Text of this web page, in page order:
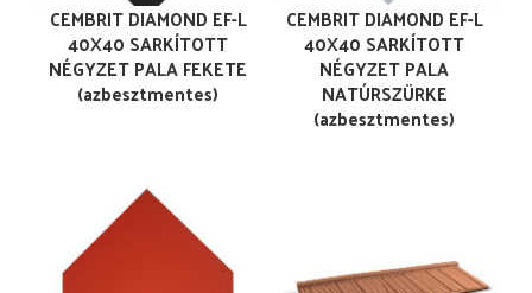
CEMBRIT DIAMOND EF-L
40X40 SARKÍTOTT
NÉGYZET PALA FEKETE
(azbesztmentes)
CEMBRIT DIAMOND EF-L
40X40 SARKÍTOTT
NÉGYZET PALA
NATÚRSZÜRKE
(azbesztmentes)